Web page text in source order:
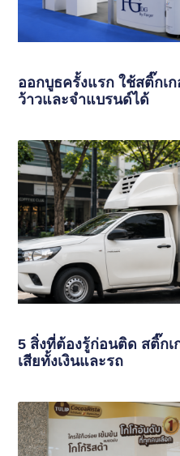
ออกบูธครั้งแรก ใช้สติ๊กเ
ว้าวและจำแบรนด์ได้
5 สิ่งที่ต้องรู้ก่อนติด สติ๊ก
เสียทั้งเงินและรถ